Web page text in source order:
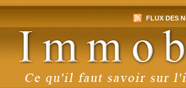
FLUX DES